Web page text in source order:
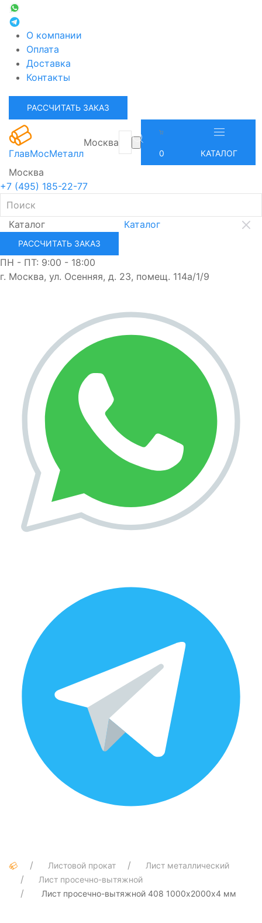
О компании
Оплата
Доставка
Контакты
РАССЧИТАТЬ ЗАКАЗ
ГлавМосМеталл
Москва
0 КАТАЛОГ
Москва
+7 (495) 185-22-77
Каталог Каталог
РАССЧИТАТЬ ЗАКАЗ
ПН - ПТ: 9:00 - 18:00
г. Москва, ул. Осенняя, д. 23, помещ. 114а/1/9
Листовой прокат
Лист металлический
Лист просечно-вытяжной
Лист просечно-вытяжной 408 1000х2000х4 мм